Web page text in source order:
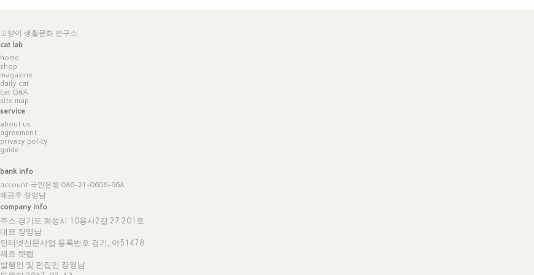
고양이 생활문화 연구소
cat lab
home
shop
magazine
daily cat
cat Q&A
site map
service
about us
agreement
privacy policy
guide
bank info
account 국민은행 086-21-0606-968
예금주 장영남
company info
주소 경기도 화성시 10용사2길 27 201호
대표 장영남
인터넷신문사업 등록번호 경기, 아51478
제호 캣랩
발행인 및 편집인 장영남